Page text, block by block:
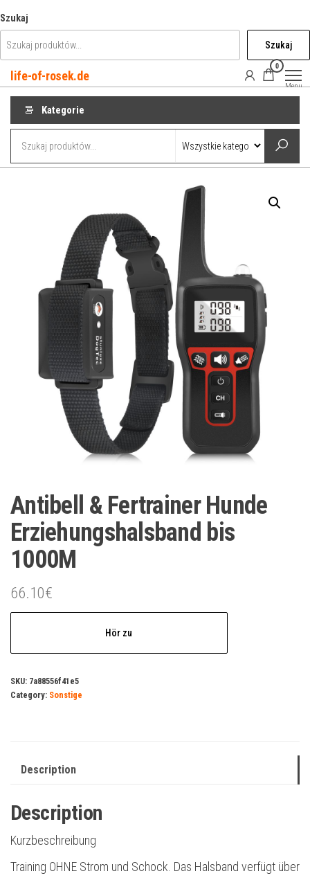
do
treści
Szukaj
Szukaj
life-of-rosek.de
0
Menu
Kategorie
Antibell & Fertrainer Hunde
Erziehungshalsband bis
1000M
66.10€
Hör zu
SKU: 7a88556f41e5
Category: Sonstige
Description
Description
Kurzbeschreibung
Training OHNE Strom und Schock. Das Halsband verfügt über